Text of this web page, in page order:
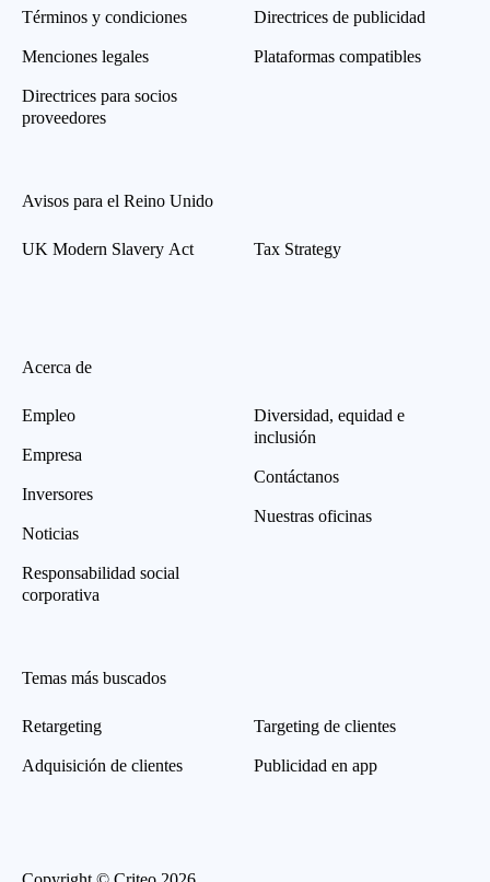
Términos y condiciones
Menciones legales
Directrices para socios
proveedores
Directrices de publicidad
Plataformas compatibles
Avisos para el Reino Unido
UK Modern Slavery Act Tax Strategy
Acerca de
Empleo
Empresa
Inversores
Noticias
Responsabilidad social
corporativa
Diversidad, equidad e
inclusión
Contáctanos
Nuestras oficinas
Temas más buscados
Retargeting
Adquisición de clientes
Targeting de clientes
Publicidad en app